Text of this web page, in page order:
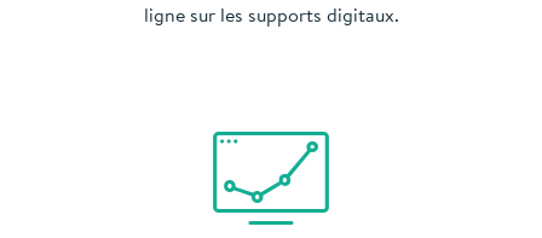
ligne sur les supports digitaux.